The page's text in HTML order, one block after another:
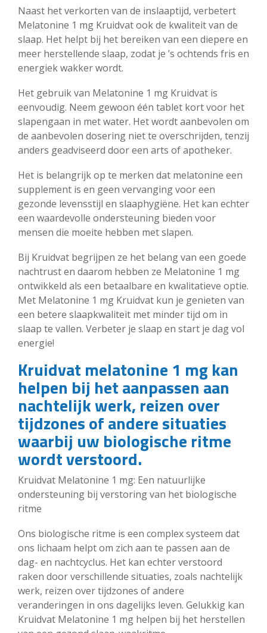
Naast het verkorten van de inslaaptijd, verbetert
Melatonine 1 mg Kruidvat ook de kwaliteit van de
slaap. Het helpt bij het bereiken van een diepere en
meer herstellende slaap, zodat je ’s ochtends fris en
energiek wakker wordt.
Het gebruik van Melatonine 1 mg Kruidvat is
eenvoudig. Neem gewoon één tablet kort voor het
slapengaan in met water. Het wordt aanbevolen om
de aanbevolen dosering niet te overschrijden, tenzij
anders geadviseerd door een arts of apotheker.
Het is belangrijk op te merken dat melatonine een
supplement is en geen vervanging voor een
gezonde levensstijl en slaaphygiëne. Het kan echter
een waardevolle ondersteuning bieden voor
mensen die moeite hebben met slapen.
Bij Kruidvat begrijpen ze het belang van een goede
nachtrust en daarom hebben ze Melatonine 1 mg
ontwikkeld als een betaalbare en kwalitatieve optie.
Met Melatonine 1 mg Kruidvat kun je genieten van
een betere slaapkwaliteit met minder tijd om in
slaap te vallen. Verbeter je slaap en start je dag vol
energie!
Kruidvat melatonine 1 mg kan
helpen bij het aanpassen aan
nachtelijk werk, reizen over
tijdzones of andere situaties
waarbij uw biologische ritme
wordt verstoord.
Kruidvat Melatonine 1 mg: Een natuurlijke
ondersteuning bij verstoring van het biologische
ritme
Ons biologische ritme is een complex systeem dat
ons lichaam helpt om zich aan te passen aan de
dag- en nachtcyclus. Het kan echter verstoord
raken door verschillende situaties, zoals nachtelijk
werk, reizen over tijdzones of andere
veranderingen in ons dagelijks leven. Gelukkig kan
Kruidvat Melatonine 1 mg helpen bij het herstellen